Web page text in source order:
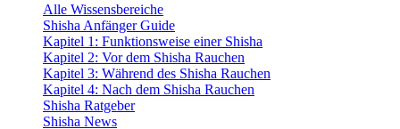
Alle Wissensbereiche
Shisha Anfänger Guide
Kapitel 1: Funktionsweise einer Shisha
Kapitel 2: Vor dem Shisha Rauchen
Kapitel 3: Während des Shisha Rauchen
Kapitel 4: Nach dem Shisha Rauchen
Shisha Ratgeber
Shisha News